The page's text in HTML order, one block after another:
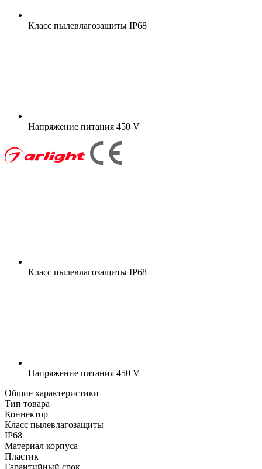
Класс пылевлагозащиты IP68
Напряжение питания 450 V
Класс пылевлагозащиты IP68
Напряжение питания 450 V
Общие характеристики
Тип товара
Коннектор
Класс пылевлагозащиты
IP68
Материал корпуса
Пластик
Гарантийный срок